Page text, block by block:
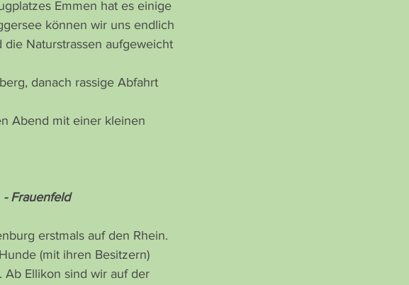
Emmen hat es einige
können wir uns endlich
Naturstrassen aufgeweicht
danach rassige Abfahrt
Abend mit einer kleinen
Frauenfeld
erstmals auf den Rhein.
(mit ihren Besitzern)
Ab Ellikon sind wir auf der